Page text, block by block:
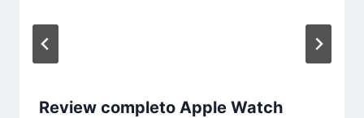
Review completo Apple Watch